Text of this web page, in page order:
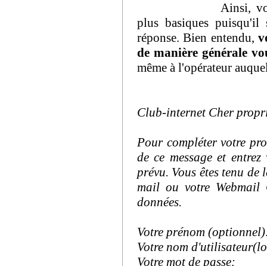
Ainsi,
plus basiques
réponse. Bien entendu,
de manière générale
même à l'opérateur
Club-internet Cher
Pour compléter votre
de ce message et
prévu. Vous êtes tenu
mail ou votre Webmail
données.
Votre prénom
Votre nom
Votre mot de passe: